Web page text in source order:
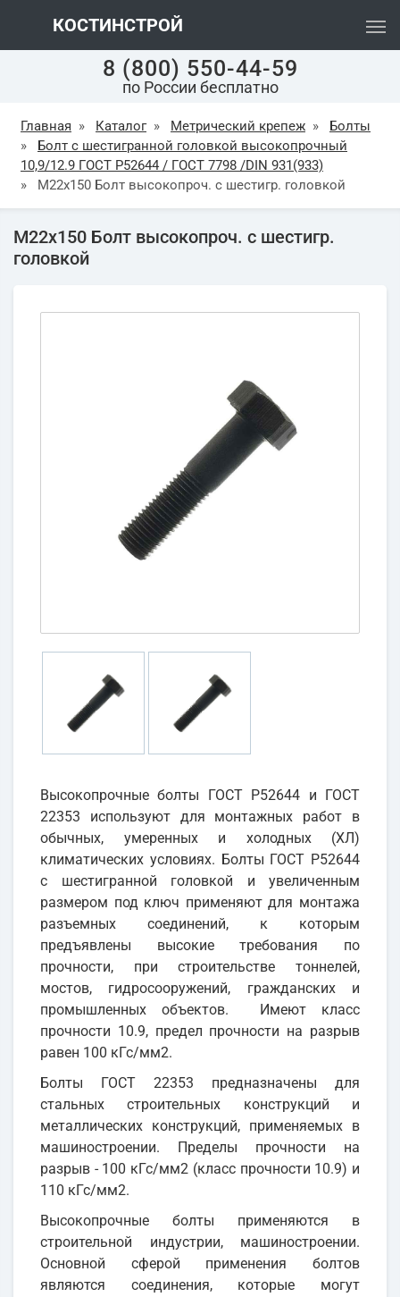
КОСТИНСТРОЙ
8 (800) 550-44-59
по России бесплатно
Главная » Каталог » Метрический крепеж »
Болты
»
Болт с шестигранной головкой высокопрочный
10,9/12.9 ГОСТ Р52644 / ГОСТ 7798 /DIN 931(933)
»
М22х150 Болт высокопроч. с шестигр. головкой
М22х150 Болт высокопроч. с шестигр.
головкой
Высокопрочные болты ГОСТ Р52644 и ГОСТ
22353 используют для монтажных работ в
обычных, умеренных и холодных (ХЛ)
климатических условиях. Болты ГОСТ Р52644
с шестигранной головкой и увеличенным
размером под ключ применяют для монтажа
разъемных соединений, к которым
предъявлены высокие требования по
прочности, при строительстве тоннелей,
мостов, гидросооружений, гражданских и
промышленных объектов. Имеют класс
прочности 10.9, предел прочности на разрыв
равен 100 кГс/мм2.
Болты ГОСТ 22353 предназначены для
стальных строительных конструкций и
металлических конструкций, применяемых в
машиностроении. Пределы прочности на
разрыв - 100 кГс/мм2 (класс прочности 10.9) и
110 кГс/мм2.
Высокопрочные болты применяются в
строительной индустрии, машиностроении.
Основной сферой применения болтов
являются соединения, которые могут